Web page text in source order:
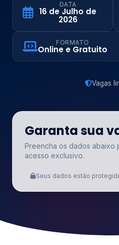
DATA
16 de Julho de
2026
FORMATO
Online e Gratuito
Vagas
Garanta sua
Preencha os dados abaixo
acesso exclusivo.
Seus dados estão